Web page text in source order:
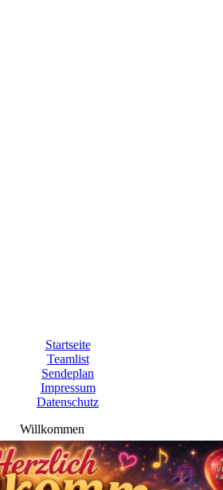
Startseite
Teamlist
Sendeplan
Impressum
Datenschutz
Willkommen